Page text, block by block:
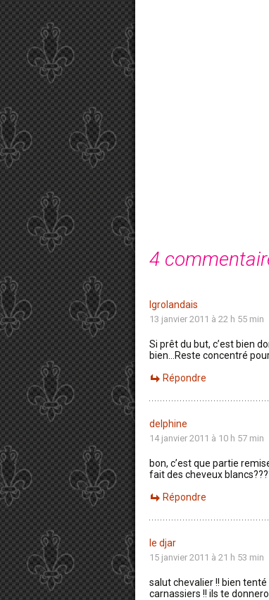
4
lgrolandais
13 janvier 2011 à 22 h 55 min
Si prêt du but, c’est bien
bien…Reste concentré
Répondre
delphine
14 janvier 2011 à 10 h 57 min
bon, c’est que partie
fait des cheveux
Répondre
le djar
15 janvier 2011 à 21 h 53 min
salut chevalier !! bien
carnassiers !! ils te